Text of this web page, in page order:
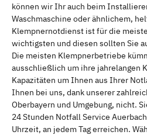
können wir Ihr auch beim
Waschmaschine oder ähnlichem,
Klempnernotdienst ist für die
wichtigsten und diesen sollten Sie
Die meisten Klempnerbetriebe
ausschließlich um ihre jahrelangen
Kapazitäten um Ihnen aus Ihrer
Ihnen bei uns, dank unserer
Oberbayern und Umgebung, nicht.
24 Stunden Notfall Service
Uhrzeit, an jedem Tag erreichen.